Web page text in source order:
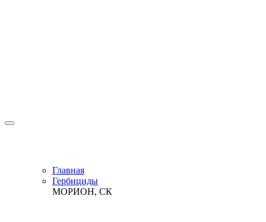
Главная
Гербициды
МОРИОН, СК